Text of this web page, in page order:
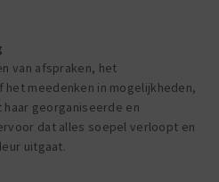
van afspraken, het
meedenken in mogelijkheden,
georganiseerde en
dat alles soepel verloopt en
uitgaat.